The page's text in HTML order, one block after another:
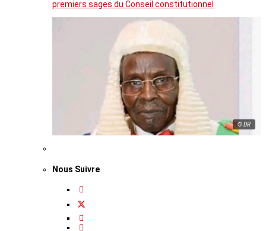
premiers sages du Conseil constitutionnel
© DR
Nous Suivre